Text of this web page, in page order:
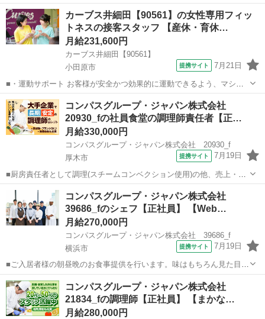
もこだわって提供してくださいね♪イベント時などはコース料理提供な
どこだわったメニューも提供しています。常食の他にもペースト・ミ
キサー・刻みなど入居者様に合わせた...
神奈川 横浜市 調理師
カーブス井細田【90561】の女性専用フィッ
トネスの接客スタッフ 【産休・育休…
月給231,600円
カーブス井細田【90561】
小田原市
提携サイト 7月21日
■・運動サポート お客様が安全かつ効果的に運動できるよう、マシン
の使い方をアドバイスします。運動が初めての方や苦手な方がほとん
どなので、難しい指導はありません。「今日はこの動きを意識しまし
ょう！」といったお声がけをしながら、...
神奈川 小田原市 その他
コンパスグループ・ジャパン株式会社
20930_fの社員食堂の調理師責任者【正…
月給330,000円
コンパスグループ・ジャパン株式会社 20930_f
厚木市
提携サイト 7月19日
■厨房責任者として調理(スチームコンベクション使用)の他、売上・シ
フト管理、発注、クライアント対応、アルバイトやパートの面接対
応、新人スタッフの教育・指導等のマネジメントをお願いします。調
理スキルとともにマネジメント能力も磨...
神奈川 厚木市 調理師
コンパスグループ・ジャパン株式会社
39686_fのシェフ【正社員】 【Web…
月給270,000円
コンパスグループ・ジャパン株式会社 39686_f
横浜市
提携サイト 7月19日
■ご入居者様の朝昼晩のお食事提供を行います。味はもちろん見た目に
もこだわって提供してくださいね♪イベント時などはコース料理提供な
どこだわったメニューも提供しています。常食の他にもペースト・ミ
キサー・刻みなど入居者様に合わせた...
神奈川 横浜市 調理師
コンパスグループ・ジャパン株式会社
21834_fの調理師【正社員】 【まかな…
月給280,000円